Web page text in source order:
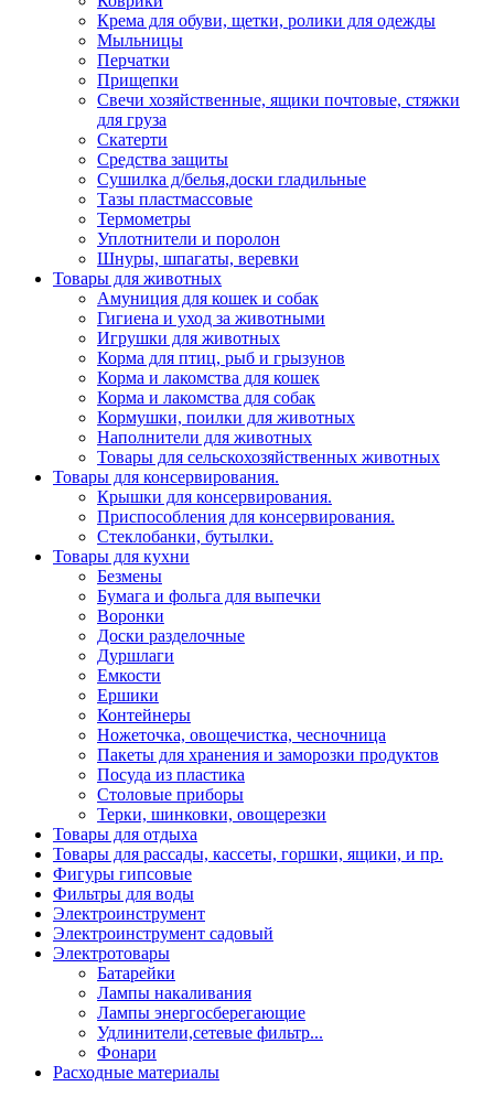
Крема для обуви, щетки, ролики для одежды
Мыльницы
Перчатки
Прищепки
Свечи хозяйственные, ящики почтовые, стяжки
для груза
Скатерти
Средства защиты
Сушилка д/белья,доски гладильные
Тазы пластмассовые
Термометры
Уплотнители и поролон
Шнуры, шпагаты, веревки
Товары для животных
Амуниция для кошек и собак
Гигиена и уход за животными
Игрушки для животных
Корма для птиц, рыб и грызунов
Корма и лакомства для кошек
Корма и лакомства для собак
Кормушки, поилки для животных
Наполнители для животных
Товары для сельскохозяйственных животных
Товары для консервирования.
Крышки для консервирования.
Приспособления для консервирования.
Стеклобанки, бутылки.
Товары для кухни
Безмены
Бумага и фольга для выпечки
Воронки
Доски разделочные
Дуршлаги
Емкости
Ершики
Контейнеры
Ножеточка, овощечистка, чесночница
Пакеты для хранения и заморозки продуктов
Посуда из пластика
Столовые приборы
Терки, шинковки, овощерезки
Товары для отдыха
Товары для рассады, кассеты, горшки, ящики, и пр.
Фигуры гипсовые
Фильтры для воды
Электроинструмент
Электроинструмент садовый
Электротовары
Батарейки
Лампы накаливания
Лампы энергосберегающие
Удлинители,сетевые фильтр...
Фонари
Расходные материалы